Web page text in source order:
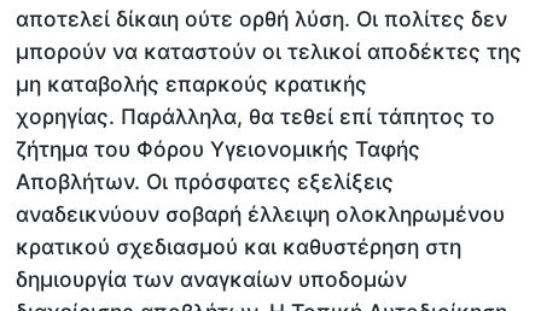
αποτελεί δίκαιη ούτε ορθή λύση. Οι πολίτες δεν
μπορούν να καταστούν οι τελικοί αποδέκτες της
μη καταβολής επαρκούς κρατικής
χορηγίας. Παράλληλα, θα τεθεί επί τάπητος το
ζήτημα του Φόρου Υγειονομικής Ταφής
Αποβλήτων. Οι πρόσφατες εξελίξεις
αναδεικνύουν σοβαρή έλλειψη ολοκληρωμένου
κρατικού σχεδιασμού και καθυστέρηση στη
δημιουργία των αναγκαίων υποδομών